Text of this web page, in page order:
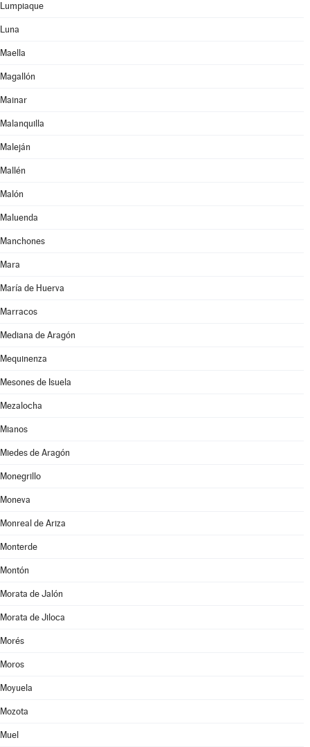
Lumpiaque
Luna
Maella
Magallón
Mainar
Malanquilla
Maleján
Mallén
Malón
Maluenda
Manchones
Mara
María de Huerva
Marracos
Mediana de Aragón
Mequinenza
Mesones de Isuela
Mezalocha
Mianos
Miedes de Aragón
Monegrillo
Moneva
Monreal de Ariza
Monterde
Montón
Morata de Jalón
Morata de Jiloca
Morés
Moros
Moyuela
Mozota
Muel